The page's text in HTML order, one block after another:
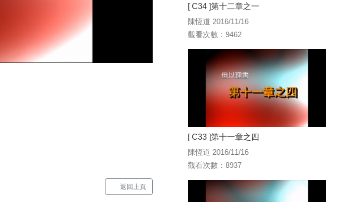
返回上頁
[ C34 ]第十二章之一
陳恆道 2016/11/16
觀看次數：9462
[ C33 ]第十一章之四
陳恆道 2016/11/16
觀看次數：8937